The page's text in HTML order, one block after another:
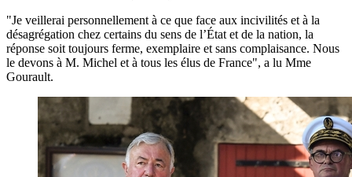
"Je veillerai personnellement à ce que face aux incivilités et à la
désagrégation chez certains du sens de l’État et de la nation, la
réponse soit toujours ferme, exemplaire et sans complaisance. Nous
le devons à M. Michel et à tous les élus de France", a lu Mme
Gourault.